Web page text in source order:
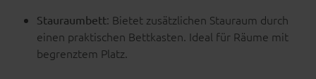
Stauraumbett: Bietet zusätzlichen Stauraum durch
einen praktischen Bettkasten. Ideal für Räume mit
begrenztem Platz.